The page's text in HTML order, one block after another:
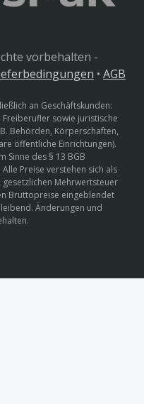
vorbehalten -
• AGB
an Geschäftskunden:
Freiberufler sowie juristische
Behörden, Körperschaften,
öffentliche Einrichtungen).
Sinne des § 13 BGB
Preise verstehen sich als
Mehrwertsteuer
Bruttopreise eingeblendet
Änderungen und